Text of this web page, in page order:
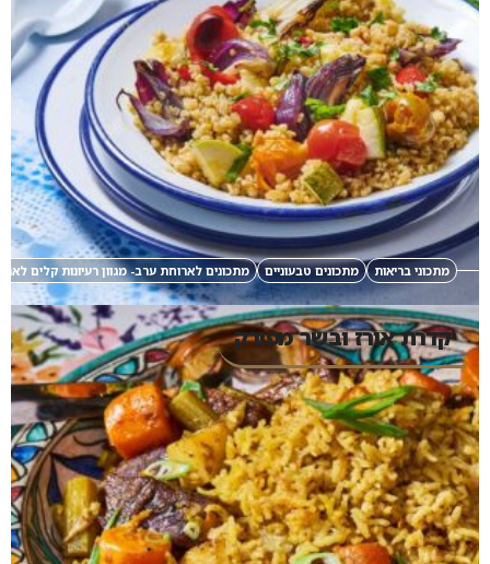
מתכוני בריאות מתכונים טבעוניים מתכונים לארוחת ערב- מגוון רעיונות קלים
קדרת אורז ובשר מפורק